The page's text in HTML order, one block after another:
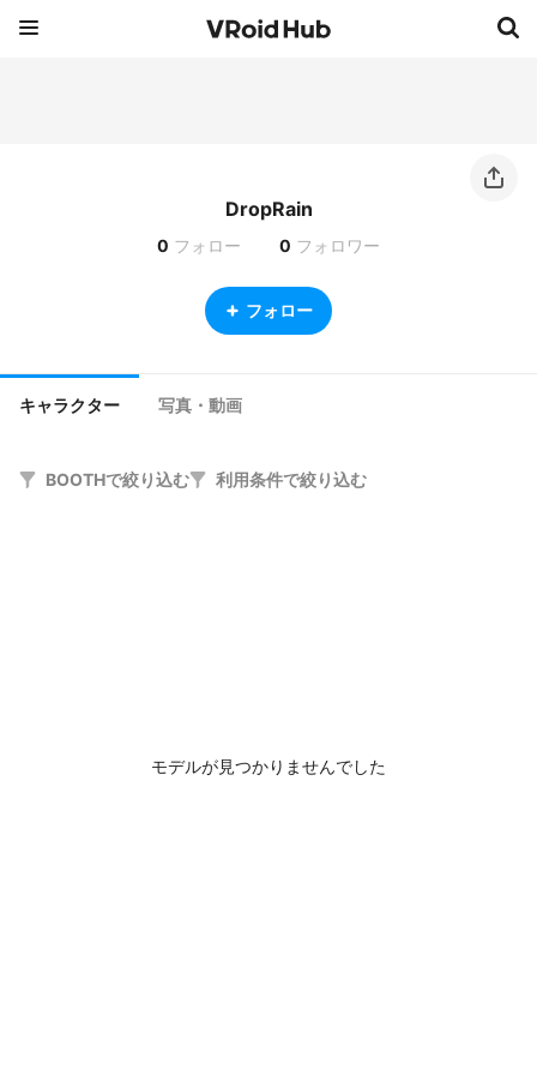
DropRain
0 フォロー 0 フォロワー
フォロー
キャラクター 写真・動画
BOOTHで絞り込む 利用条件で絞り込む
モデルが見つかりませんでした